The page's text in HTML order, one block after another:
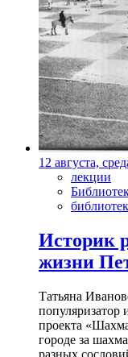
12 августа,
лекции
Историк
жизни
Татьяна
популяризатор
проекта
городе за
разных